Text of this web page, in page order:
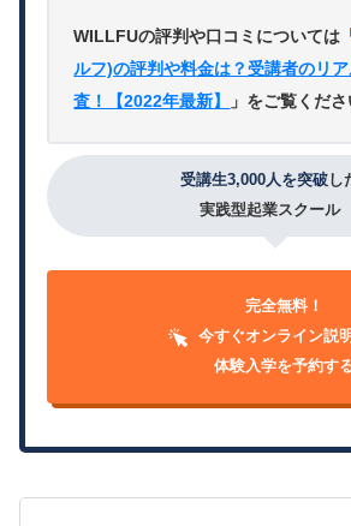
WILLFUの評判や口コミについては
ルフ)の評判や料金は？受講者のリ
査！【2022年最新】
」をご覧くださ
受講生3,000人を突破し
実践型起業スクール
完全無料！
今すぐオンライン説
体験入学を予約す